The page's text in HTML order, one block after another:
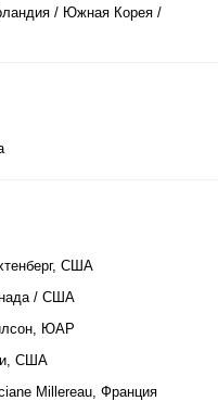
/ Южная Корея /
США
/ США
ЮАР
США
Millereau, Франция